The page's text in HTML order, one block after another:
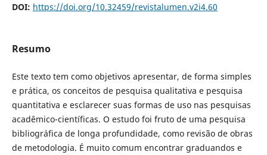
DOI: https://doi.org/10.32459/revistalumen.v2i4.60
Resumo
Este texto tem como objetivos apresentar, de forma simples
e prática, os conceitos de pesquisa qualitativa e pesquisa
quantitativa e esclarecer suas formas de uso nas pesquisas
acadêmico-científicas. O estudo foi fruto de uma pesquisa
bibliográfica de longa profundidade, como revisão de obras
de metodologia. É muito comum encontrar graduandos e